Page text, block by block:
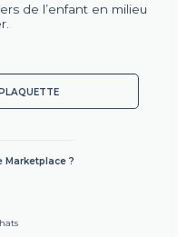
de l’enfant en milieu
Marketplace ?